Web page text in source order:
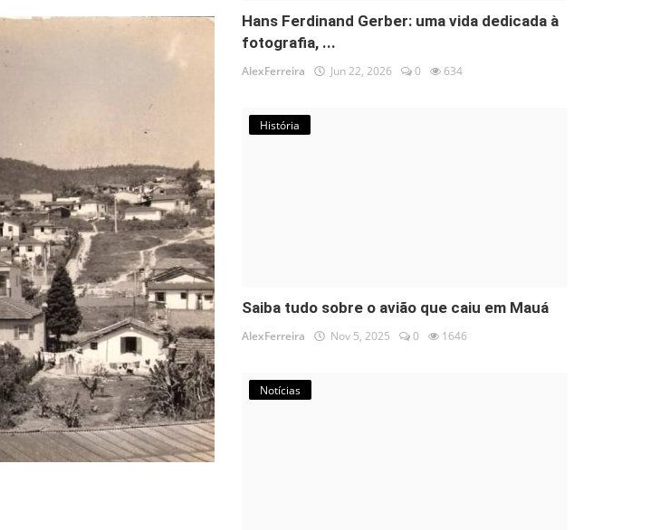
Hans Ferdinand Gerber: uma vida dedicada à
fotografia, ...
AlexFerreira Jun 22, 2026 0 634
História
Saiba tudo sobre o avião que caiu em Mauá
AlexFerreira Nov 5, 2025 0 1646
Notícias